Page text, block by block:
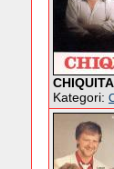
CHIQUITA
Kategori: